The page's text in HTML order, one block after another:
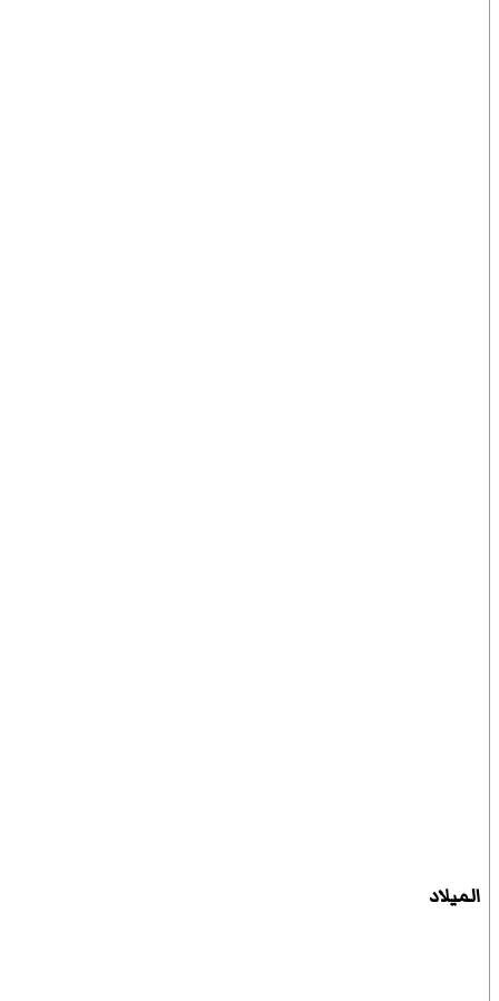
الميلاد